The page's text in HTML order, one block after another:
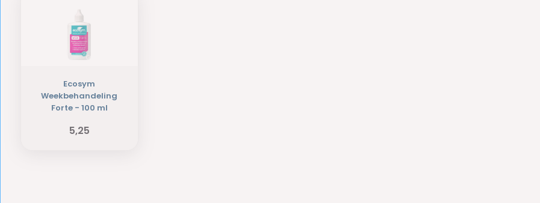
Ecosym
Weekbehandeling
Forte - 100 ml
5,25